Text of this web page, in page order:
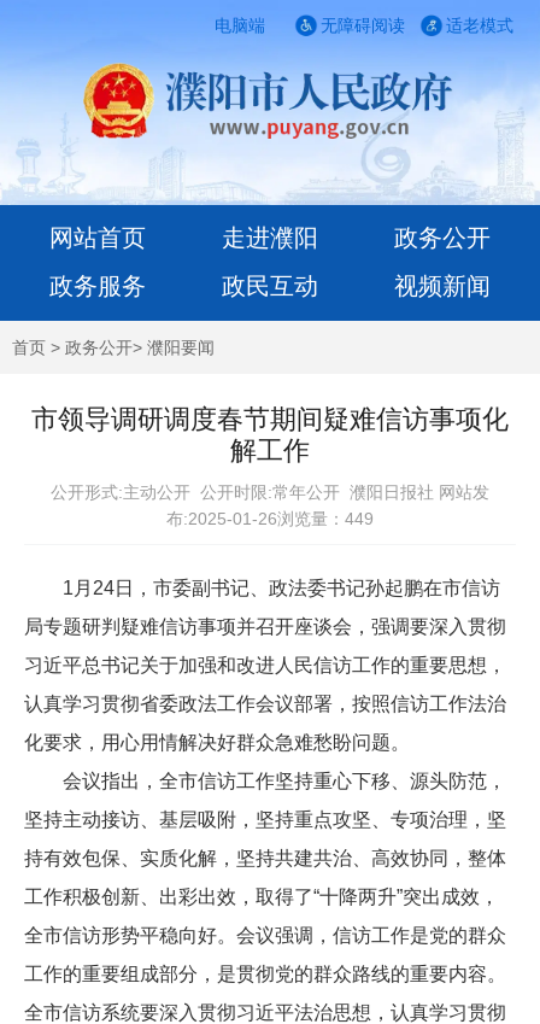
电脑端 适老模式
无障碍阅读
网站首页 走进濮阳
政务公开
政务服务
政民互动 视频新闻
首页 > 政务公开> 濮阳要闻
市领导调研调度春节期间疑难信访事项化
解工作
公开形式:主动公开 公开时限:常年公开 濮阳日报社 网站发
布:2025-01-26浏览量： 449
1 月 24日，市委副书记、政法委书记孙起鹏在市信访
局专题研判疑难信访事项并召开座谈会，强调要深入贯彻
习近平总书记关于加强和改进人民信访工作的重要思想，
认真学习贯彻省委政法工作会议部署，按照信访工作法治
化要求，用心用情解决好群众急难愁盼问题。
会议指出，全市信访工作坚持重心下移、源头防范，
坚持主动接访、基层吸附，坚持重点攻坚、专项治理，坚
持有效包保、实质化解，坚持共建共治、高效协同，整体
工作积极创新、出彩出效，取得了“十降两升”突出成效，
全市信访形势平稳向好。会议强调，信访工作是党的群众
工作的重要组成部分，是贯彻党的群众路线的重要内容。
全市信访系统要深入贯彻习近平法治思想，认真学习贯彻